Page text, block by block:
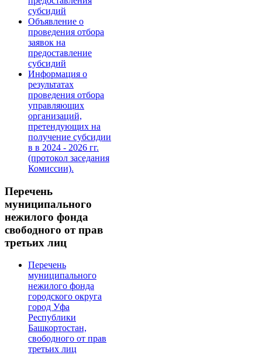
субсидий
Объявление о
проведения отбора
заявок на
предоставление
субсидий
Информация о
результатах
проведения отбора
управляющих
организаций,
претендующих на
получение субсидии
в в 2024 - 2026 гг.
(протокол заседания
Комиссии).
Перечень
муниципального
нежилого фонда
свободного от прав
третьих лиц
Перечень
муниципального
нежилого фонда
городского округа
город Уфа
Республики
Башкортостан,
свободного от прав
третьих лиц